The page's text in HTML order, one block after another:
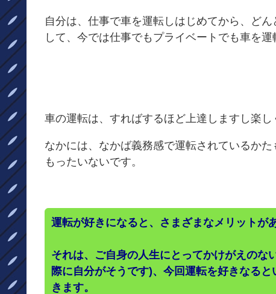
自分は、仕事で車を運転しはじめてから、ど
して、今では仕事でもプライベートでも車を運
車の運転は、すればするほど上達しますし楽し
なかには、なかば義務感で運転されているか
もったいないです。
運転が好きになると、さまざまなメリットが
それは、ご自身の人生にとってかけがえのな
際に自分がそうです)、今回運転を好きなる
きます。